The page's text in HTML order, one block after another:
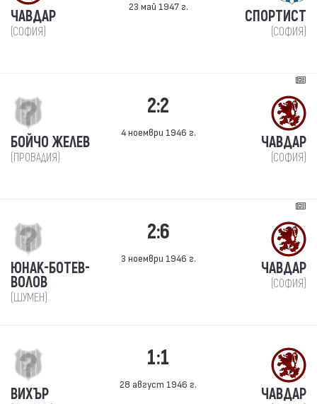
ЧАВДАР
(СОФИЯ)
23 май 1947 г.
СПОРТИСТ
(СОФИЯ)
БОЙЧО ЖЕЛЕВ
(ПРОВАДИЯ)
2:2
4 ноември 1946 г.
ЧАВДАР
(СОФИЯ)
ЮНАК-БОТЕВ-
ВОЛОВ
(ШУМЕН)
2:6
3 ноември 1946 г.
ЧАВДАР
(СОФИЯ)
ВИХЪР
1:1
28 август 1946 г.
ЧАВДАР